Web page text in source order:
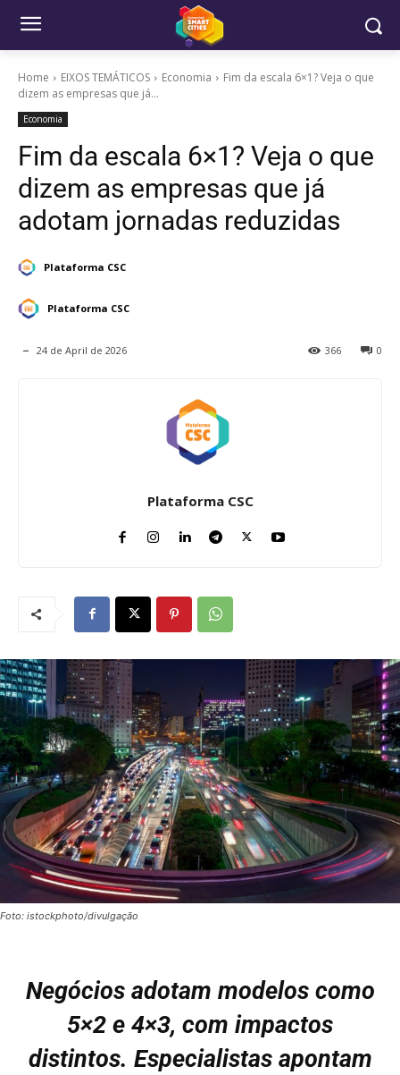
Home EIXOS TEMÁTICOS Economia
Fim da escala 6×1? Veja o que
dizem as empresas que já...
Economia
Fim da escala 6×1? Veja o que
dizem as empresas que já
adotam jornadas reduzidas
Plataforma CSC
Plataforma CSC
24 de April de 2026 0
366
Plataforma CSC
Foto: istockphoto/divulgação
Negócios adotam modelos como
5×2 e 4×3, com impactos
distintos. Especialistas apontam